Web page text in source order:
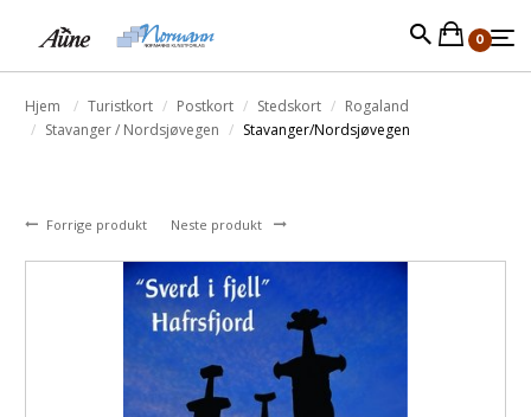
0
Hjem Turistkort Postkort Stedskort
Rogaland
Stavanger / Nordsjøvegen
Stavanger/Nordsjøvegen
Forrige produkt Neste produkt